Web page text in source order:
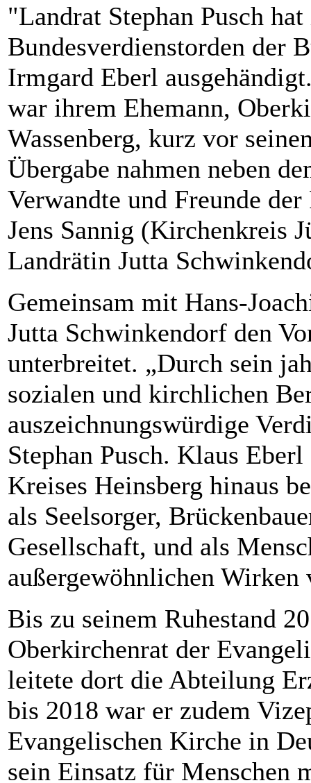
"Landrat Stephan Pusch
Bundesverdienstorden der
Irmgard Eberl
war ihrem Ehemann,
Wassenberg, kurz vor
Übergabe nahmen neben
Verwandte und Freunde
Jens Sannig (Kirchenkreis
Landrätin Jutta
Gemeinsam mit Hans-
Jutta Schwinkendorf den
unterbreitet. „Durch sein
sozialen und kirchlichen
auszeichnungswürdige
Stephan Pusch. Klaus
Kreises Heinsberg hinaus
als Seelsorger,
Gesellschaft, und als
außergewöhnlichen Wirken
Bis zu seinem Ruhestand
Oberkirchenrat der
leitete dort die Abteilung
bis 2018 war er zudem
Evangelischen Kirche in
sein Einsatz für Menschen